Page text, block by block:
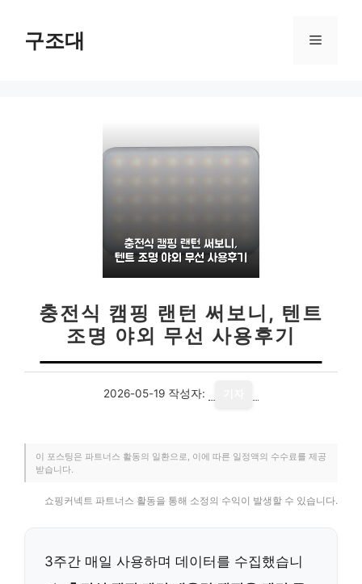
구조대 메
충전식 캠핑 랜턴 써보니, 텐트
조명 야외 무선 사용후기
2026-05-19 작성자:
이 포스팅은 파트너스 활동의 일환으로, 이에 따른 일정액의 수수료를 제공
받습니다.
쇼핑커넥트 파트너스 활동을 통해 소정의 수익이 발생할 수 있습니다.
3주간 매일 사용하며 데이터를 수집했습니